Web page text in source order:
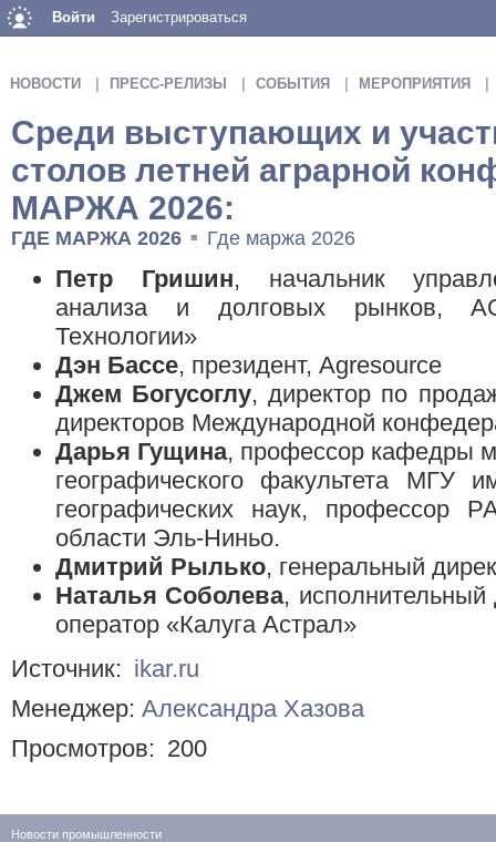
Войти Зарегистрироваться
НОВОСТИ ПРЕСС-РЕЛИЗЫ СОБЫТИЯ МЕРОПРИЯТИЯ
Среди выступающих и
столов летней аграрной
МАРЖА 2026:
ГДЕ МАРЖА 2026 ■ Где маржа 2026
Петр Гришин, начальник
анализа и долговых рынков,
Технологии»
Дэн Бассе, президент, Agresource
Джем Богусоглу, директор по
директоров Международной
Дарья Гущина, профессор кафедры
географического факультета МГУ
географических наук, профессор
области Эль-Ниньо.
Дмитрий Рылько, генеральный
Наталья Соболева,
оператор «Калуга Астрал»
Источник: ikar.ru
Менеджер: Александра Хазова
Просмотров: 200
Новости промышленности